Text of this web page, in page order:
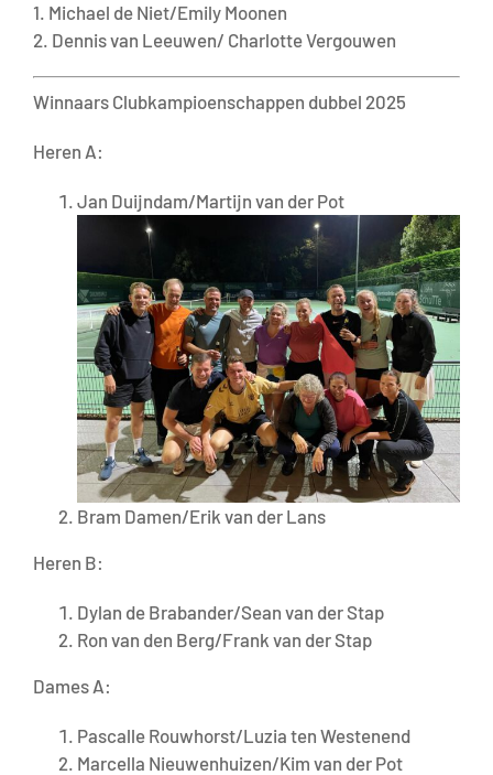
1. Michael de Niet/Emily Moonen
2. Dennis van Leeuwen/ Charlotte Vergouwen
Winnaars Clubkampioenschappen dubbel 2025
Heren A:
Jan Duijndam/Martijn van der Pot
Bram Damen/Erik van der Lans
Heren B:
Dylan de Brabander/Sean van der Stap
Ron van den Berg/Frank van der Stap
Dames A:
Pascalle Rouwhorst/Luzia ten Westenend
Marcella Nieuwenhuizen/Kim van der Pot